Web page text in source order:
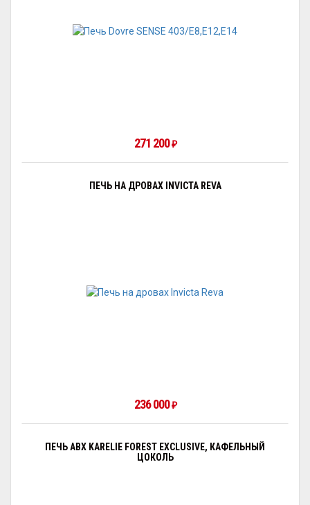
271 200₽
ПЕЧЬ НА ДРОВАХ INVICTA REVA
236 000₽
ПЕЧЬ ABX KARELIE FOREST EXCLUSIVE, КАФЕЛЬНЫЙ
ЦОКОЛЬ